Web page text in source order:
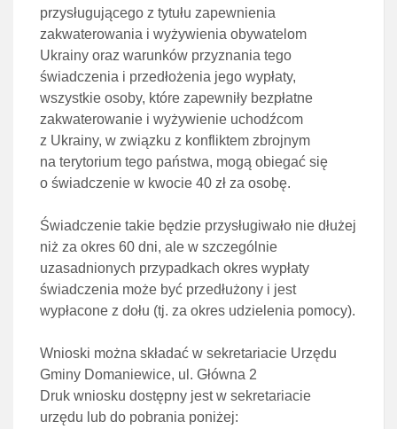
przysługującego z tytułu zapewnienia
zakwaterowania i wyżywienia obywatelom
Ukrainy oraz warunków przyznania tego
świadczenia i przedłożenia jego wypłaty,
wszystkie osoby, które zapewniły bezpłatne
zakwaterowanie i wyżywienie uchodźcom
z Ukrainy, w związku z konfliktem zbrojnym
na terytorium tego państwa, mogą obiegać się
o świadczenie w kwocie 40 zł za osobę.
Świadczenie takie będzie przysługiwało nie dłużej
niż za okres 60 dni, ale w szczególnie
uzasadnionych przypadkach okres wypłaty
świadczenia może być przedłużony i jest
wypłacone z dołu (tj. za okres udzielenia pomocy).
Wnioski można składać w sekretariacie Urzędu
Gminy Domaniewice, ul. Główna 2
Druk wniosku dostępny jest w sekretariacie
urzędu lub do pobrania poniżej: